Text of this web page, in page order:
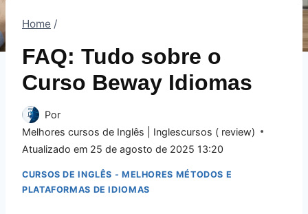
Home /
FAQ: Tudo sobre o
Curso Beway Idiomas
Por
Melhores cursos de Inglês | Inglescursos ( review)
Atualizado em 25 de agosto de 2025 13:20
CURSOS DE INGLÊS - MELHORES MÉTODOS E
PLATAFORMAS DE IDIOMAS